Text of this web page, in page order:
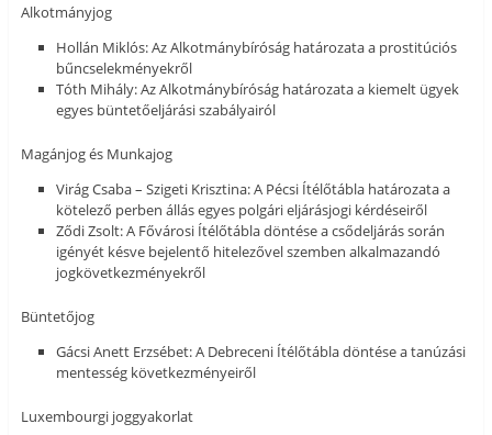
Alkotmányjog
Hollán Miklós: Az Alkotmánybíróság határozata a prostitúciós
bűncselekményekről
Tóth Mihály: Az Alkotmánybíróság határozata a kiemelt ügyek
egyes büntetőeljárási szabályairól
Magánjog és Munkajog
Virág Csaba – Szigeti Krisztina: A Pécsi Ítélőtábla határozata a
kötelező perben állás egyes polgári eljárásjogi kérdéseiről
Ződi Zsolt: A Fővárosi Ítélőtábla döntése a csődeljárás során
igényét késve bejelentő hitelezővel szemben alkalmazandó
jogkövetkezményekről
Büntetőjog
Gácsi Anett Erzsébet: A Debreceni Ítélőtábla döntése a tanúzási
mentesség következményeiről
Luxembourgi joggyakorlat